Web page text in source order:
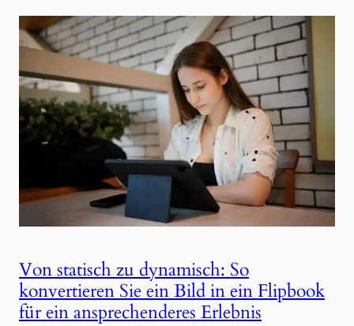
Von statisch zu dynamisch: So
konvertieren Sie ein Bild in ein Flipbook
für ein ansprechenderes Erlebnis